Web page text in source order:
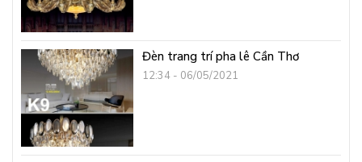
Đèn trang trí pha lê Cần Thơ
12:34 - 06/05/2021